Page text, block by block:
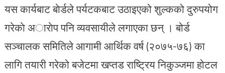
यस कार्यबाट बाेर्डले पर्यटकबाट उठाइएको शुल्कको दुरुपयोग
गरेकाे अाराेप पनि व्यवसायीले लगाएका छन् । बोर्ड
सञ्चालक समितिले आगामी आर्थिक वर्ष (२०७५-७६) का
लागि तयारी गरेको बजेटमा खप्तड राष्ट्रिय निकुञ्जमा होटल